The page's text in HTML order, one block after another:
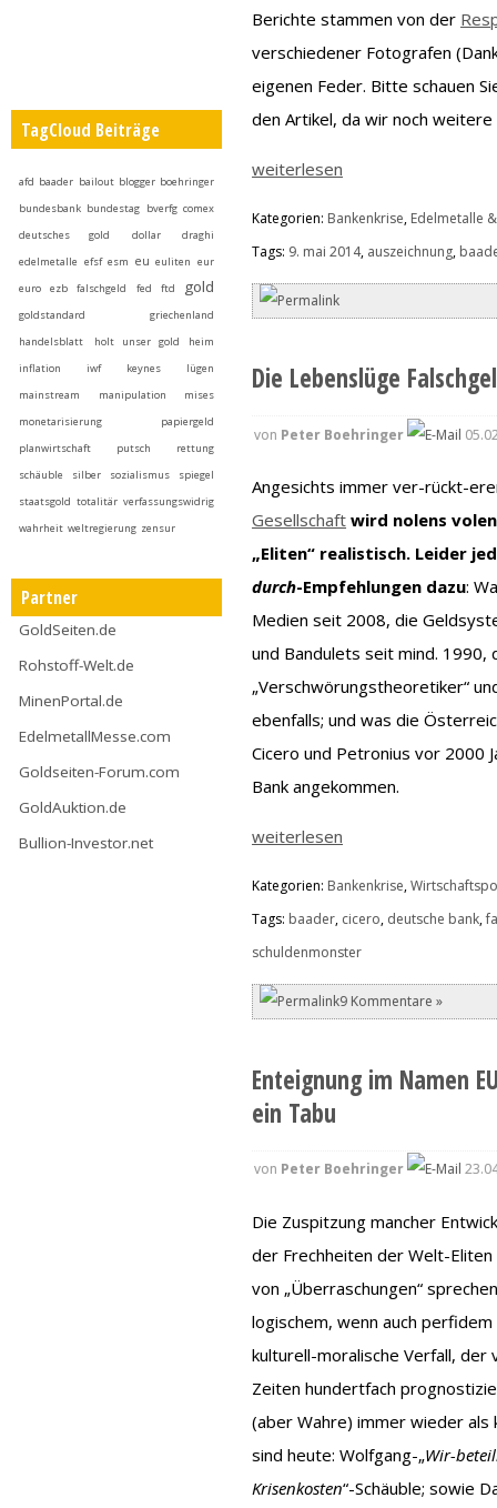
TagCloud Beiträge
afd baader bailout blogger boehringer
bundesbank bundestag bverfg comex
deutsches gold
dollar
draghi
edelmetalle efsf esm eu euliten eur
euro
ezb falschgeld fed ftd gold
goldstandard
griechenland
handelsblatt
holt unser gold heim
inflation
iwf keynes
lügen
mainstream
manipulation
mises
monetarisierung
papiergeld
planwirtschaft
putsch
rettung
schäuble
silber sozialismus
spiegel
staatsgold totalitär verfassungswidrig
wahrheit weltregierung zensur
Partner
GoldSeiten.de
Rohstoff-Welt.de
MinenPortal.de
EdelmetallMesse.com
Goldseiten-Forum.com
GoldAuktion.de
Bullion-Investor.net
Berichte stammen von der
verschiedener Fotografen
eigenen Feder. Bitte schauen
den Artikel, da wir noch
weiterlesen
Kategorien: Bankenkrise, Edelmetalle
Tags: 9. mai 2014, auszeichnung,
Die Lebenslüge
von Peter Boehringer
Angesichts immer ver-rückt-
Gesellschaft wird nolens
„Eliten“ realistisch. Leider
durch-Empfehlungen dazu:
Medien seit 2008, die
und Bandulets seit mind. 1990,
„Verschwörungstheoretiker“
ebenfalls; und was die
Cicero und Petronius vor 2000
Bank angekommen.
weiterlesen
Kategorien: Bankenkrise,
Tags: baader, cicero, deutsche bank,
schuldenmonster
9 Kommentare »
Enteignung im Namen
ein Tabu
von Peter Boehringer
Die Zuspitzung mancher
der Frechheiten der Welt-
von „Überraschungen“
logischem, wenn auch
kulturell-moralische Verfall,
Zeiten hundertfach
(aber Wahre) immer wieder
sind heute: Wolfgang-„Wir-
Krisenkosten“-Schäuble; sowie